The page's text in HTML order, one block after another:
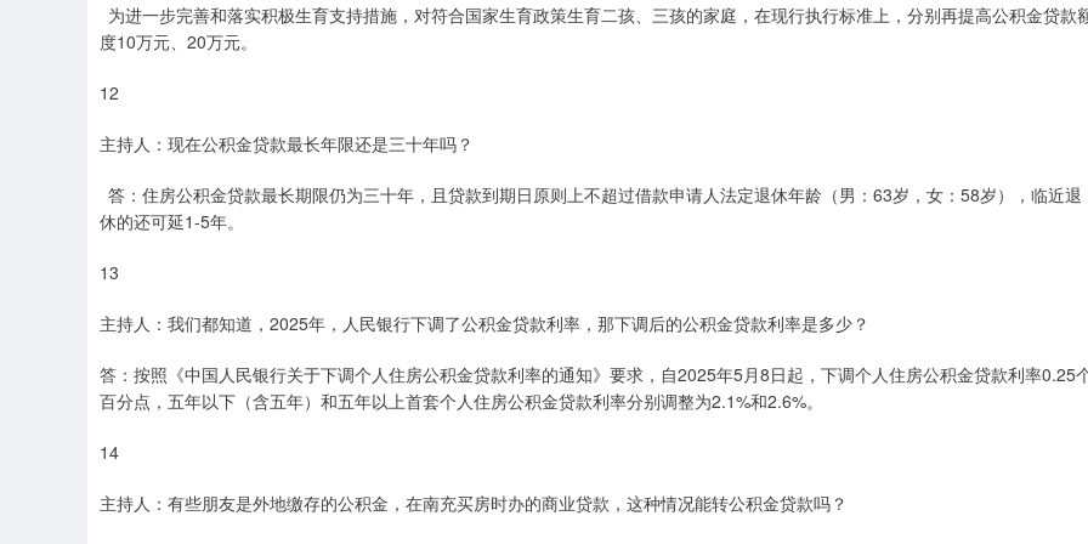
为进一步完善和落实积极生育支持措施，对符合国家生育政策生育二孩、三孩的家庭，在现行执行标准上，分别再提高公积金贷款
度10万元、20万元。
12
主持人：现在公积金贷款最长年限还是三十年吗？
答：住房公积金贷款最长期限仍为三十年，且贷款到期日原则上不超过借款申请人法定退休年龄（男：63岁，女：58岁），临近退
休的还可延1-5年。
13
主持人：我们都知道，2025年，人民银行下调了公积金贷款利率，那下调后的公积金贷款利率是多少？
答：按照《中国人民银行关于下调个人住房公积金贷款利率的通知》要求，自2025年5月8日起，下调个人住房公积金贷款利率0.25
百分点，五年以下（含五年）和五年以上首套个人住房公积金贷款利率分别调整为2.1%和2.6%。
14
主持人：有些朋友是外地缴存的公积金，在南充买房时办的商业贷款，这种情况能转公积金贷款吗？